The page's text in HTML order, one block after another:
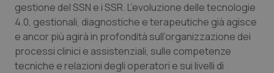
gestione del SSN e i SSR. L’evoluzione delle tecnologie
4.0, gestionali, diagnostiche e terapeutiche già agisce
e ancor più agirà in profondità sull’organizzazione dei
processi clinici e assistenziali, sulle competenze
tecniche e relazioni degli operatori e sui livelli di